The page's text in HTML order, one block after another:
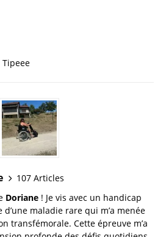
107 Articles
Doriane ! Je vis avec un handicap
maladie rare qui m’a menée
transfémorale. Cette épreuve m’a